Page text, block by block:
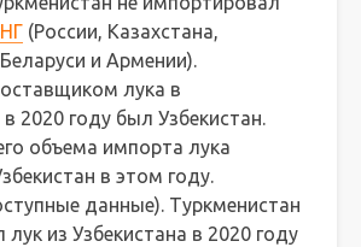
(России, Казахстана,
и Армении).
лука в
2020 году был Узбекистан.
объема импорта лука
в этом году.
данные). Туркменистан
из Узбекистана в 2020 году